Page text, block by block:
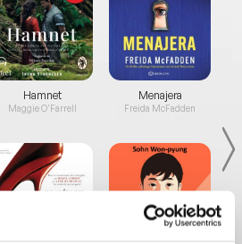
Hamnet
Maggie O'Farrell
Menajera
Freida McFadden